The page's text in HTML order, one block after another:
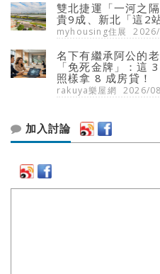
雙北捷運「一河之
貴9成、新北「這2
myhousing住展
名下有繼承阿公的
「免死金牌」：這
照樣拿 8 成房貸！
rakuya樂屋網 2026/
加入討論